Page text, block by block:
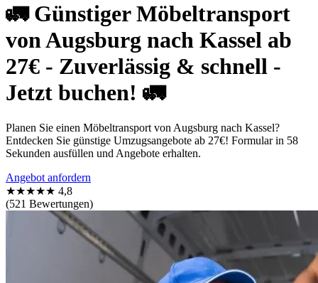
🚛 Günstiger Möbeltransport
von Augsburg nach Kassel ab
27€ - Zuverlässig & schnell -
Jetzt buchen! 🚛
Planen Sie einen Möbeltransport von Augsburg nach Kassel?
Entdecken Sie günstige Umzugsangebote ab 27€! Formular in 58
Sekunden ausfüllen und Angebote erhalten.
Angebot anfordern
★★★★★ 4,8
(521 Bewertungen)